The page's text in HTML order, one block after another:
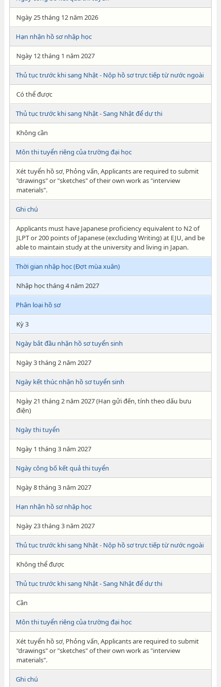
Ngày 25 tháng 12 năm 2026
Hạn nhận hồ sơ nhập học
Ngày 12 tháng 1 năm 2027
Thủ tục trước khi sang Nhật - Nộp hồ sơ trực tiếp từ nước ngoài
Có thể được
Thủ tục trước khi sang Nhật - Sang Nhật để dự thi
Không cần
Môn thi tuyển riêng của trường đại học
Xét tuyển hồ sơ, Phỏng vấn, Applicants are required to submit
"drawings" or "sketches" of their own work as "interview
materials".
Ghi chú
Applicants must have Japanese proficiency equivalent to N2 of
JLPT or 200 points of Japanese (excluding Writing) at EJU, and be
able to maintain study at the university and living in Japan.
Thời gian nhập học (Đợt mùa xuân)
Nhập học tháng 4 năm 2027
Phân loại hồ sơ
Kỳ 3
Ngày bắt đầu nhận hồ sơ tuyển sinh
Ngày 3 tháng 2 năm 2027
Ngày kết thúc nhận hồ sơ tuyển sinh
Ngày 21 tháng 2 năm 2027 (Hạn gửi đến, tính theo dấu bưu
điện)
Ngày thi tuyển
Ngày 1 tháng 3 năm 2027
Ngày công bố kết quả thi tuyển
Ngày 8 tháng 3 năm 2027
Hạn nhận hồ sơ nhập học
Ngày 23 tháng 3 năm 2027
Thủ tục trước khi sang Nhật - Nộp hồ sơ trực tiếp từ nước ngoài
Không thể được
Thủ tục trước khi sang Nhật - Sang Nhật để dự thi
Cần
Môn thi tuyển riêng của trường đại học
Xét tuyển hồ sơ, Phỏng vấn, Applicants are required to submit
"drawings" or "sketches" of their own work as "interview
materials".
Ghi chú